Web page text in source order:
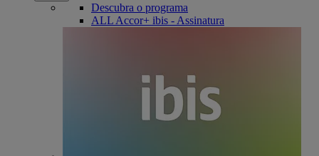
Descubra o programa
ALL Accor+ ibis - Assinatura